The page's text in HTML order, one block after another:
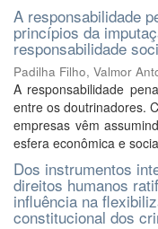
A responsabilidade
princípios da
responsabilidade
Padilha Filho, Valmor
A responsabilidade
entre os doutrinadores.
empresas vêm
esfera econômica e
Dos instrumentos
direitos humanos
influência na
constitucional dos